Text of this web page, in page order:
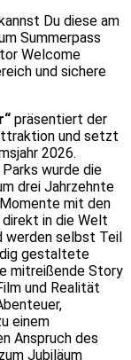
Du diese am
Summerpass
Welcome
und sichere
präsentiert der
und setzt
2026.
wurde die
drei Jahrzehnte
mit den
in die Welt
werden selbst Teil
gestaltete
mitreißende Story
und Realität
einem
Anspruch des
Jubiläum